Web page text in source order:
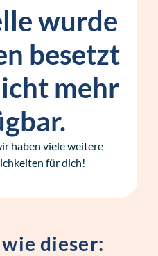
wurde
besetzt
mehr
haben viele weitere
für dich!
dieser: